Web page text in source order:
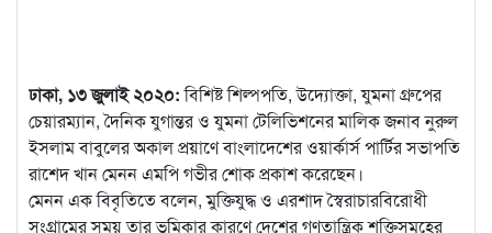
ঢাকা, ১৩ জুলাই ২০২০:বিশিষ্ট শিল্পপতি, উদ্যোক্তা, যুমনা গ্রুপের
চেয়ারম্যান, দৈনিক যুগান্তর ও যুমনা টেলিভিশনের মালিক জনাব নুরুল
ইসলাম বাবুলের অকাল প্রয়াণে বাংলাদেশের ওয়ার্কার্স পার্টির সভাপতি
রাশেদ খান মেনন এমপি গভীর শোক প্রকাশ করেছেন।
মেনন এক বিবৃতিতে বলেন, মুক্তিযুদ্ধ ও এরশাদ স্বৈরাচারবিরোধী
সংগ্রামের সময় তার ভূমিকার কারণে দেশের গণতান্ত্রিক শক্তিসমূহের